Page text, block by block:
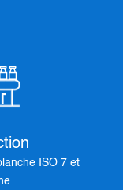
ISO 7 et